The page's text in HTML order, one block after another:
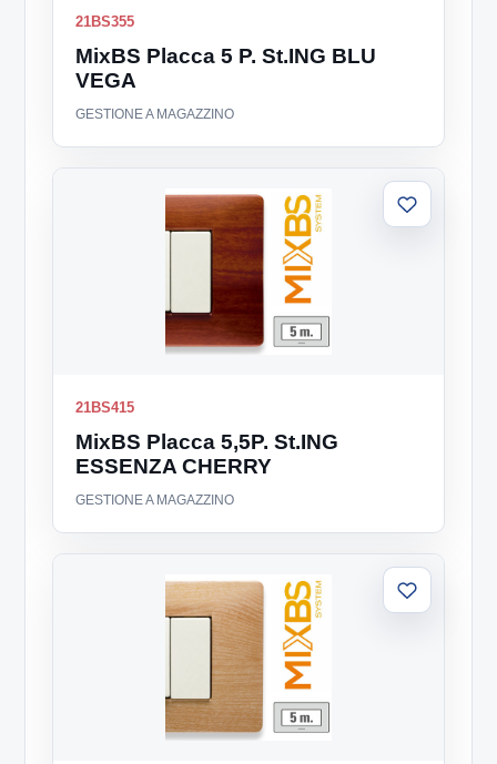
21BS355
MixBS Placca 5 P. St.ING BLU
VEGA
GESTIONE A MAGAZZINO
21BS415
MixBS Placca 5,5P. St.ING
ESSENZA CHERRY
GESTIONE A MAGAZZINO
Aggiungi
alla
Aggiungi
alla